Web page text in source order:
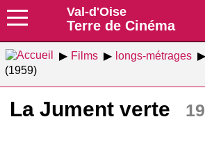
Val-d'Oise
Terre de Cinéma
Films longs-métrages
(1959)
La Jument verte